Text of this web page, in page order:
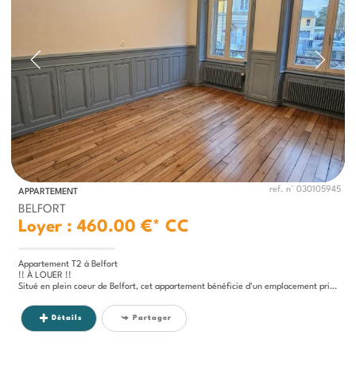
APPARTEMENT ref. n° 030105945
BELFORT
Loyer : 460.00 €* CC
Appartement T2 à Belfort
!! À LOUER !!
Situé en plein coeur de Belfort, cet appartement bénéficie d'un emplacement privilégié avec toutes les...
Détails Partager